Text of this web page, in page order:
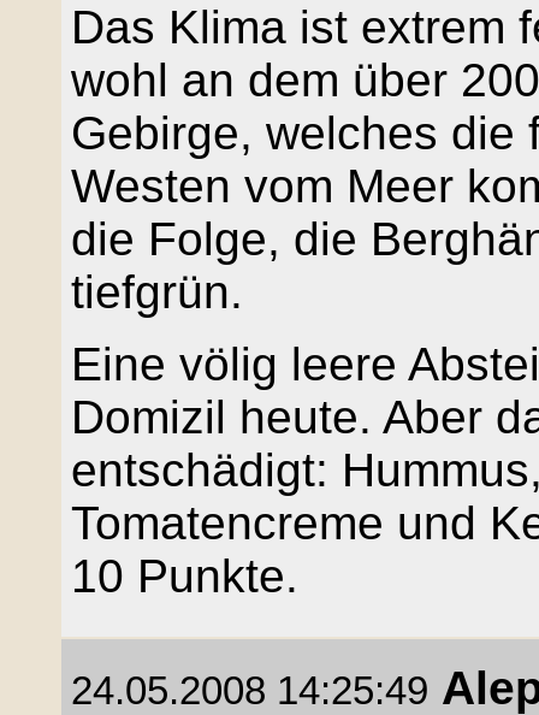
Das Klima ist extrem
wohl an dem über
Gebirge, welches die
Westen vom Meer
die Folge, die
tiefgrün.
Eine völig leere
Domizil heute. Aber
entschädigt:
Tomatencreme und
10 Punkte.
24.05.2008 14:25:49